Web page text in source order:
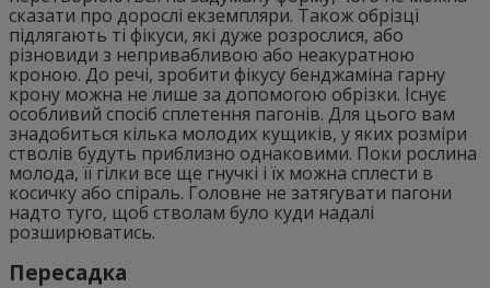
сказати про дорослі екземпляри. Також обрізці
підлягають ті фікуси, які дуже розрослися, або
різновиди з непривабливою або неакуратною
кроною. До речі, зробити фікусу бенджаміна гарну
крону можна не лише за допомогою обрізки. Існує
особливий спосіб сплетення пагонів. Для цього вам
знадобиться кілька молодих кущиків, у яких розміри
стволів будуть приблизно однаковими. Поки рослина
молода, її гілки все ще гнучкі і їх можна сплести в
косичку або спіраль. Головне не затягувати пагони
надто туго, щоб стволам було куди надалі
розширюватись.
Пересадка